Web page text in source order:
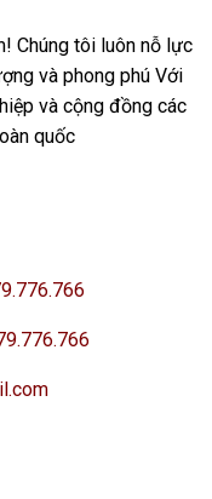
Chúng tôi luôn nỗ lực
và phong phú Với
và cộng đồng các
quốc